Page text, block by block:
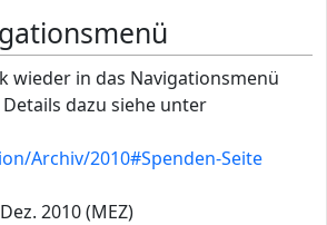
wieder in das Navigationsmenü
dazu siehe unter
Archiv/2010#Spenden-Seite
2010 (MEZ)